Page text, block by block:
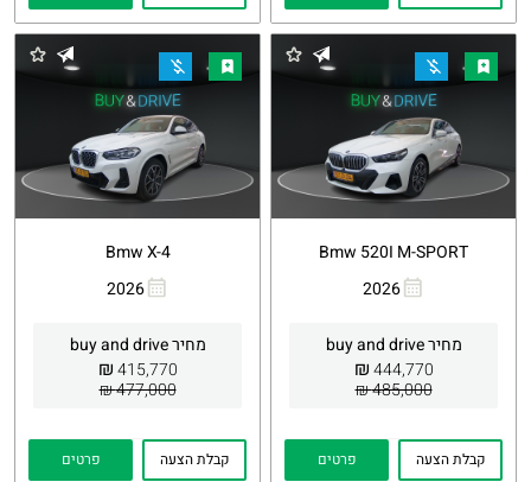
Bmw 520I M-SPORT
2026
מחיר buy and drive
444,770
₪
485,000 ₪
Whatsapp
קבלת הצעה פרטים
Bmw X-4
2026
מחיר buy and drive
415,770
₪
477,000 ₪
Whatsapp
קבלת הצעה פרטים